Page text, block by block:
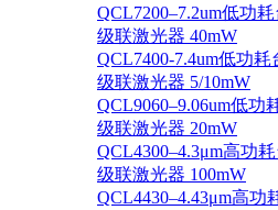
QCL7200–7.2um低功
级联激光器 40mW
QCL7400-7.4um低功
级联激光器 5/10mW
QCL9060–9.06um低
级联激光器 20mW
QCL4300–4.3μm高功
级联激光器 100mW
QCL4430–4.43μm高